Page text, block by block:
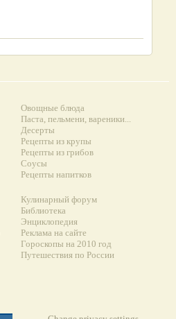
Овощные блюда
Паста, пельмени, вареники...
Десерты
Рецепты из крупы
Рецепты из грибов
Соусы
Рецепты напитков
Кулинарный форум
Библиотека
Энциклопедия
Реклама на сайте
Гороскопы на 2010 год
Путешествия по России